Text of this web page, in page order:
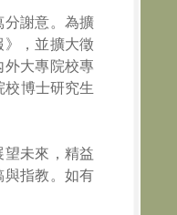
分謝意。為擴
，並擴大徵
大專院校專
校博士研究生
未來，精益
與指教。如有